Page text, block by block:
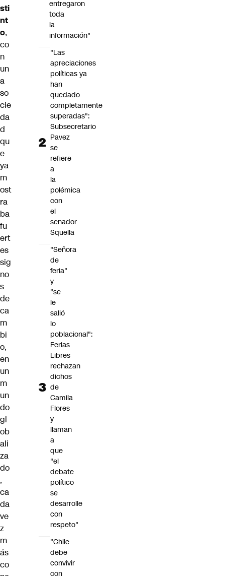
sti
nt
o,
co
n
un
a
so
cie
da
d
qu
e
ya
m
ost
ra
ba
fu
ert
es
sig
no
s
de
ca
m
bi
o,
en
un
m
un
do
gl
ob
ali
za
do
,
ca
da
ve
z
m
ás
co
entregaron
toda
la
información"
"Las
apreciaciones
políticas ya
han
quedado
completamente
superadas":
Subsecretario
Pavez
se
refiere
a
la
polémica
con
el
senador
Squella
"Señora
de
feria"
y
"se
le
salió
lo
poblacional":
Ferias
Libres
rechazan
dichos
de
Camila
Flores
y
llaman
a
que
"el
debate
político
se
desarrolle
con
respeto"
"Chile
debe
convivir
con